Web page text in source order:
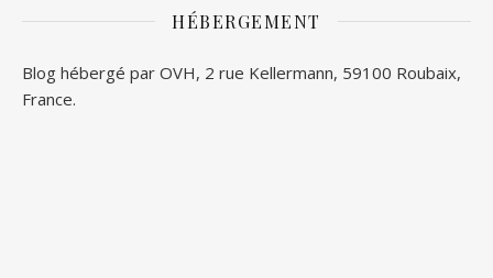
HÉBERGEMENT
Blog hébergé par OVH, 2 rue Kellermann, 59100 Roubaix,
France.